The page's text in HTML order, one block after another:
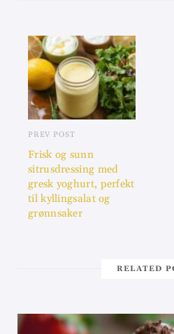
PREV POST
Frisk og sunn
sitrusdressing med
gresk yoghurt, perfekt
til kyllingsalat og
grønnsaker
RELATED